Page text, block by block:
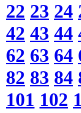
22 23 24
42 43 44
62 63 64
82 83 84
101 102